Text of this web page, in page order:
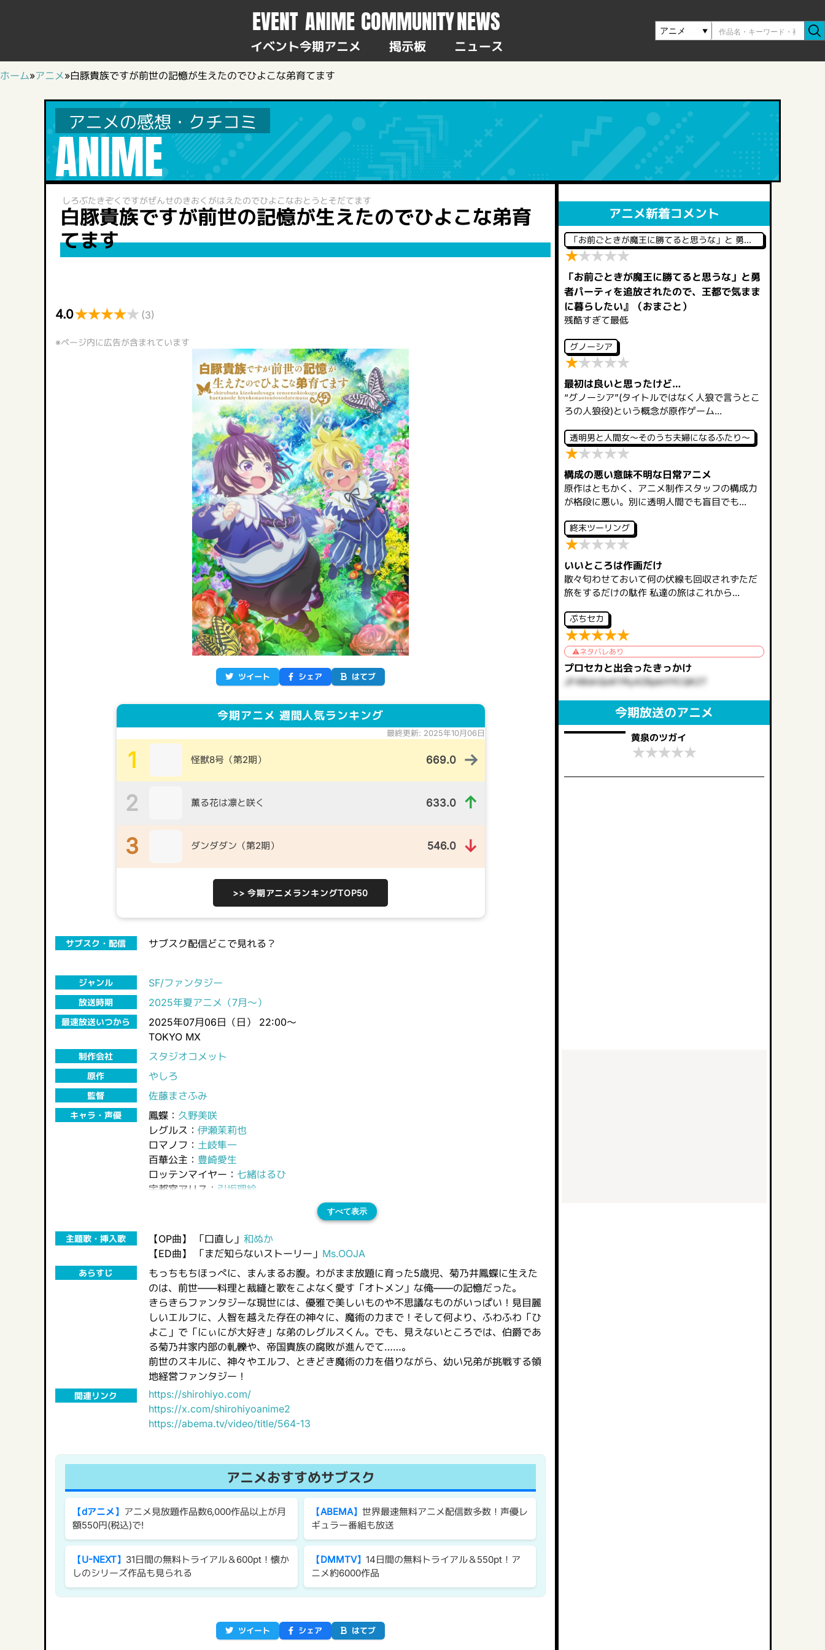
EVENT
イベント
ANIME
今期アニメ
COMMUNITY
掲示板
NEWS
ニュース
ホーム»アニメ»白豚貴族ですが前世の記憶が生えたのでひよこな弟育てます
アニメの感想・クチコミ
ANIME
しろぶたきぞくですがぜんせのきおくがはえたのでひよこなおとうとそだてます
白豚貴族ですが前世の記憶が生えたのでひよこな弟育
てます
4.0★★★★★ (3)
※ページ内に広告が含まれています
ツイート シェア はてブ
今期アニメ 週間人気ランキング
最終更新: 2025年10月06日
1 怪獣8号（第2期） 669.0 →
2 薫る花は凛と咲く 633.0 ↑
3 ダンダダン（第2期） 546.0 ↓
>> 今期アニメランキングTOP50
サブスク・配信 サブスク配信どこで見れる？
ジャンル SF/ファンタジー
放送時期 2025年夏アニメ（7月～）
最速放送いつから
2025年07月06日（日） 22:00～
TOKYO MX
制作会社 スタジオコメット
原作 やしろ
監督 佐藤まさふみ
キャラ・声優 鳳蝶： 久野美咲
レグルス： 伊瀬茉莉也
ロマノフ： 土岐隼一
百華公主： 豊崎愛生
ロッテンマイヤー： 七緒はるひ
宇都宮アリス： 引坂理絵
すべて表示
主題歌・挿入歌 【OP曲】 「口直し」 和ぬか
【ED曲】
「まだ知らないストーリー」 Ms.OOJA
あらすじ
もっちもちほっぺに、まんまるお腹。わがまま放題に育った5歳児、菊乃井鳳蝶に生えた
のは、前世――料理と裁縫と歌をこよなく愛す「オトメン」な俺――の記憶だった。
きらきらファンタジーな現世には、優雅で美しいものや不思議なものがいっぱい！見目麗
しいエルフに、人智を越えた存在の神々に、魔術の力まで！そして何より、ふわふわ「ひ
よこ」で「にぃにが大好き」な弟のレグルスくん。でも、見えないところでは、伯爵であ
る菊乃井家内部の軋轢や、帝国貴族の腐敗が進んでて……。
前世のスキルに、神々やエルフ、ときどき魔術の力を借りながら、幼い兄弟が挑戦する領
地経営ファンタジー！
関連リンク
https://shirohiyo.com/
https://x.com/shirohiyoanime2
https://abema.tv/video/title/564-13
アニメおすすめサブスク
【dアニメ】 アニメ見放題作品数6,000作品以上が月
額550円(税込)で!
【ABEMA】 世界最速無料アニメ配信数多数！声優レ
ギュラー番組も放送
【U-NEXT】 31日間の無料トライアル＆600pt！懐か
しのシリーズ作品も見られる
【DMMTV】 14日間の無料トライアル＆550pt！ア
ニメ約6000作品
ツイート シェア はてブ
アニメ新着コメント
「お前ごときが魔王に勝てると思うな」と 勇者パ―ティを追放されたので、王都で気ままに暮らしたい
★★★★★
「お前ごときが魔王に勝てると思うな」と勇
者パーティを追放されたので、王都で気まま
に暮らしたい』（おまごと）
残酷すぎて最低
グノーシア
★★★★★
最初は良いと思ったけど…
“グノーシア”(タイトルではなく人狼で言うとこ
ろの人狼役)という概念が原作ゲーム...
透明男と人間女～そのうち夫婦になるふたり～
★★★★★
構成の悪い意味不明な日常アニメ
原作はともかく、アニメ制作スタッフの構成力
が格段に悪い。別に透明人間でも盲目でも...
終末ツーリング
★★★★★
いいところは作画だけ
散々匂わせておいて何の伏線も回収されずただ
旅をするだけの駄作 私達の旅はこれから...
ぷちセカ
★★★★★
ネタバレあり
プロセカと出会ったきっかけ
JF4BdnQoKYRy4Z6pkH11CQK2T
今期放送のアニメ
黄泉のツガイ
★★★★★